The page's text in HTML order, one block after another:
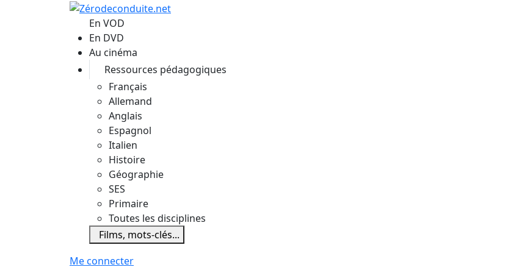
Aller au contenu principal
En VOD
En DVD
Au cinéma
Ressources pédagogiques
Français
Allemand
Anglais
Espagnol
Italien
Histoire
Géographie
SES
Primaire
Toutes les disciplines
Films, mots-clés...
Me connecter